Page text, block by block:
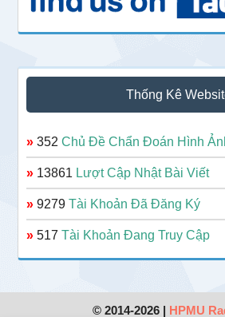
Thống Kê
» 352Chủ Đề Chẩn Đoán Hình
» 13861 Lượt Cập Nhật Bài Viết
» 9279Tài Khoản Đã Đăng Ký
» 517Tài Khoản Đang Truy Cập
© 2014-2026 | HPMU